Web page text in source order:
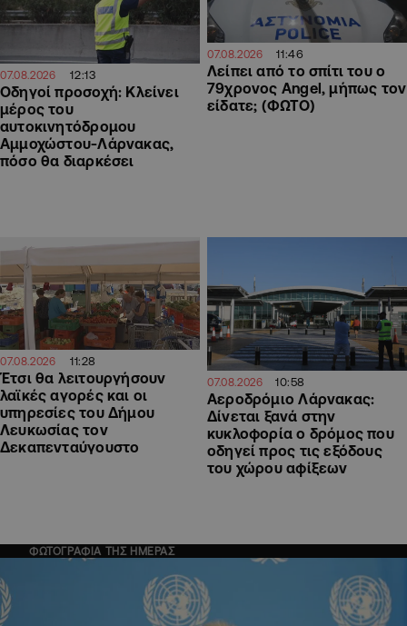
07.08.2026 12:13
Οδηγοί προσοχή: Κλείνει
μέρος του
αυτοκινητόδρομου
Αμμοχώστου-Λάρνακας,
πόσο θα διαρκέσει
07.08.2026 11:46
Λείπει από το σπίτι του ο
79χρονος Angel, μήπως τον
είδατε; (ΦΩΤΟ)
07.08.2026 11:28
Έτσι θα λειτουργήσουν
λαϊκές αγορές και οι
υπηρεσίες του Δήμου
Λευκωσίας τον
Δεκαπενταύγουστο
07.08.2026 10:58
Αεροδρόμιο Λάρνακας:
Δίνεται ξανά στην
κυκλοφορία ο δρόμος που
οδηγεί προς τις εξόδους
του χώρου αφίξεων
ΦΩΤΟΓΡΑΦΙΑ ΤΗΣ ΗΜΕΡΑΣ